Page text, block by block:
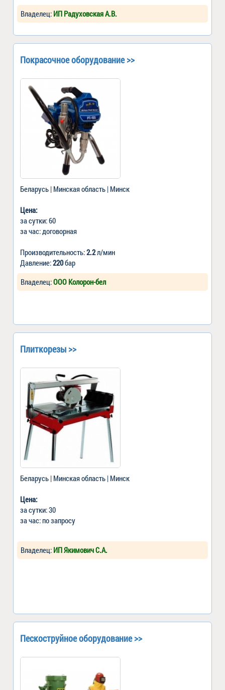
Владелец: ИП Радуховская А.В.
Покрасочное оборудование >>
Беларусь | Минская область | Минск
Цена:
за сутки: 60
за час: договорная
Производительность:2.2л/мин
Давление:220бар
Владелец:ООО Колорон-бел
Плиткорезы >>
Беларусь | Минская область | Минск
Цена:
за сутки: 30
за час: по запросу
Владелец: ИП Якимович С.А.
Пескоструйное оборудование >>